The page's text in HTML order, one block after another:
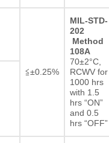
≦±0.25%
MIL-STD-
202
Method
108A
70±2°C,
RCWV for
1000 hrs
with 1.5
hrs “ON”
and 0.5
hrs “OFF”